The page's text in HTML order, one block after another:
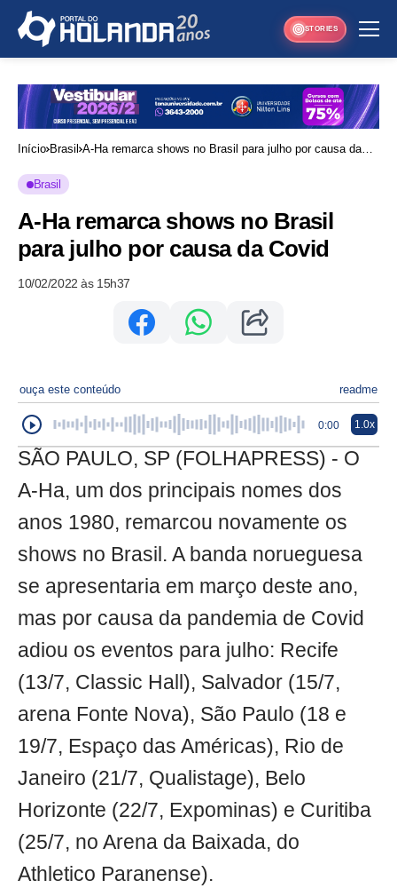
STORIES
Início Brasil A-Ha remarca shows no Brasil para julho por causa da
Brasil
A-Ha remarca shows no Brasil
para julho por causa da Covid
10/02/2022 às 15h37
ouça este conteúdo readme
0:00 1.0x
SÃO PAULO, SP (FOLHAPRESS) - O
A-Ha, um dos principais nomes dos
anos 1980, remarcou novamente os
shows no Brasil. A banda norueguesa
se apresentaria em março deste ano,
mas por causa da pandemia de Covid
adiou os eventos para julho: Recife
(13/7, Classic Hall), Salvador (15/7,
arena Fonte Nova), São Paulo (18 e
19/7, Espaço das Américas), Rio de
Janeiro (21/7, Qualistage), Belo
Horizonte (22/7, Expominas) e Curitiba
(25/7, no Arena da Baixada, do
Athletico Paranense).